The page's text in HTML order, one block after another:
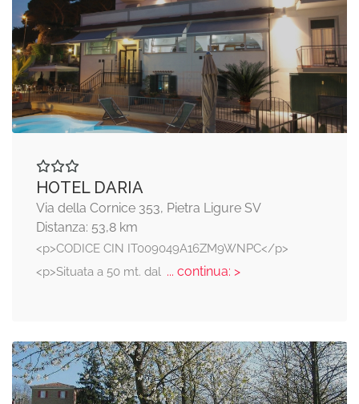
HOTEL DARIA
Via della Cornice 353, Pietra Ligure SV
Distanza: 53,8 km
<p>CODICE CIN IT009049A16ZM9WNPC</p>
<p>Situata a 50 mt. dal... continua: >